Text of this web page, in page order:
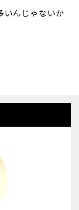
いんじゃないか